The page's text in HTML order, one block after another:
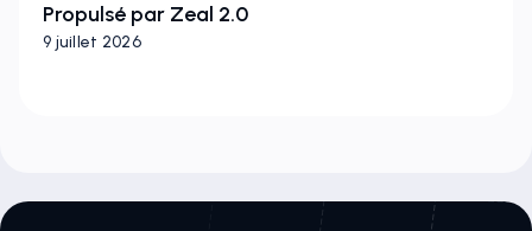
Propulsé par Zeal 2.0
9 juillet 2026